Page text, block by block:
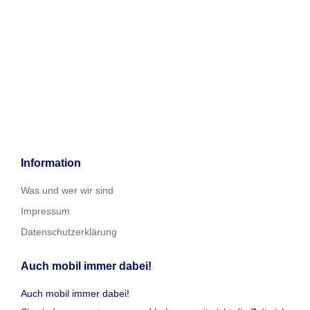
Information
Was und wer wir sind
Impressum
Datenschutzerklärung
Auch mobil immer dabei!
Auch mobil immer dabei!